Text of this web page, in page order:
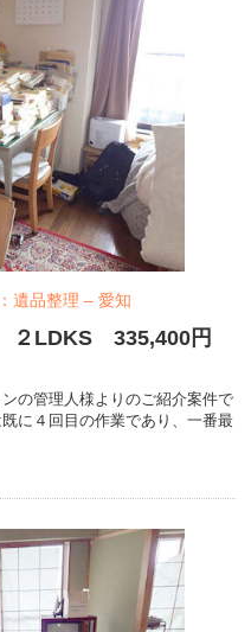
遺品整理 – 愛知
LDKS 335,400円
の管理人様よりのご紹介案件で
に４回目の作業であり、一番最